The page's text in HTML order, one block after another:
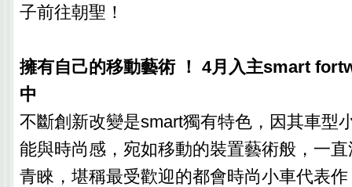
子前往朝聖！
擁有自己的移動藝術 ！ 4月入主smart
中
不斷創新改變是smart獨有特色，因其車型
能與時尚感，宛如移動的裝置藝術般，一
青睞，堪稱最受歡迎的都會時尚小車代表